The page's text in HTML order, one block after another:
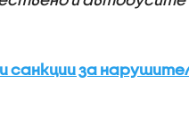
санкции за